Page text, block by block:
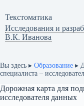
сути
Текстоматикa
Исследования и
В.К. Иванова
Вы здесь ▸ Образование ▸
специалиста –
Дорожная карта для
исследователя данных